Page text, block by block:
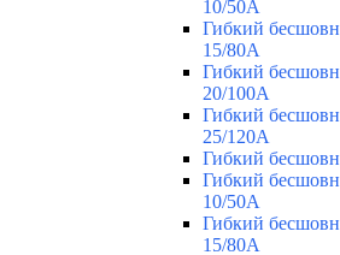
10/50A
Гибкий
15/80A
Гибкий
20/100A
Гибкий
25/120A
Гибкий
Гибкий
10/50A
Гибкий
15/80A